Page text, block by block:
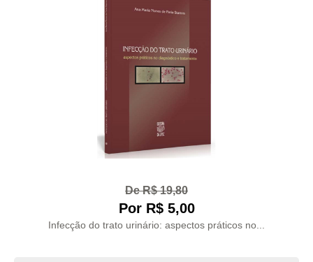
De R$ 19,80
Por R$ 5,00
Infecção do trato urinário: aspectos práticos no...